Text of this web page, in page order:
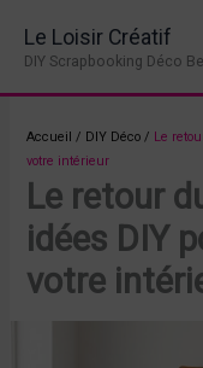
contenu
Le Loisir Créatif
DIY Scrapbooking Déco
Accueil / DIY Déco / Le
votre intérieur
Le retour
idées DIY
votre